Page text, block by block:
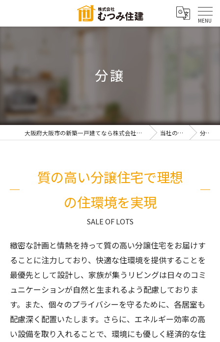
分譲
大阪府大阪市の新築一戸建てなら株式会社むつみ住建 当社の特徴 分譲
質の高い分譲住宅で理想
の住環境を実現
SALE OF LOTS
緻密な計画と情熱を持って質の高い分譲住宅をお届けす
ることに注力しており、快適な住環境を提供することを
最優先として設計し、家族が集うリビングは日々のコミ
ュニケーションが自然と生まれるよう配慮しておりま
す。また、個々のプライバシーを守るために、各居室も
配慮深く配置いたします。さらに、エネルギー効率の高
い設備を取り入れることで、環境にも優しく経済的な住